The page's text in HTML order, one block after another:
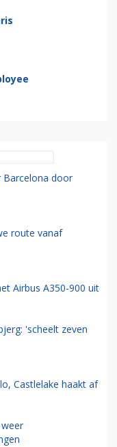
Barcelona door
route vanaf
Airbus A350-900 uit
'scheelt zeven
Castlelake haakt af